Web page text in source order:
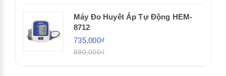
Máy Đo Huyết Áp Tự Động HEM-
8712
735,000₫
890,000₫